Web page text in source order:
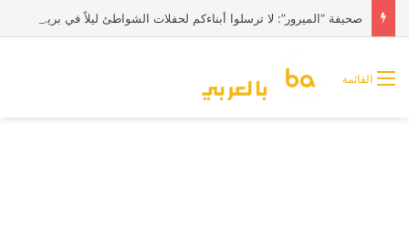
صحيفة “الميرور”: لا ترسلوا أبناءكم لحفلات الشواطئ ليلاً في بريطانيا
القائمة